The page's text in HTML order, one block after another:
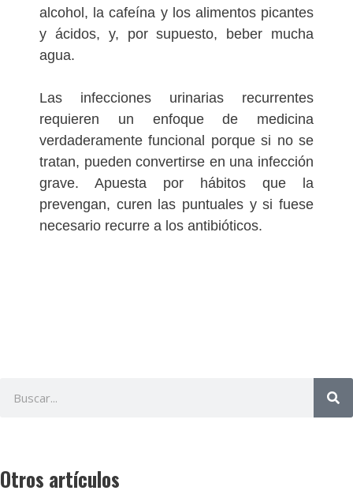
alcohol, la cafeína y los alimentos picantes
y ácidos, y, por supuesto, beber mucha
agua.
Las infecciones urinarias recurrentes
requieren un enfoque de medicina
verdaderamente funcional porque si no se
tratan, pueden convertirse en una infección
grave. Apuesta por hábitos que la
prevengan, curen las puntuales y si fuese
necesario recurre a los antibióticos.
Otros artículos